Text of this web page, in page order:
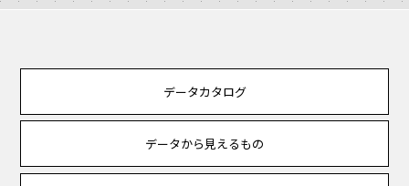
データカタログ
データから見えるもの